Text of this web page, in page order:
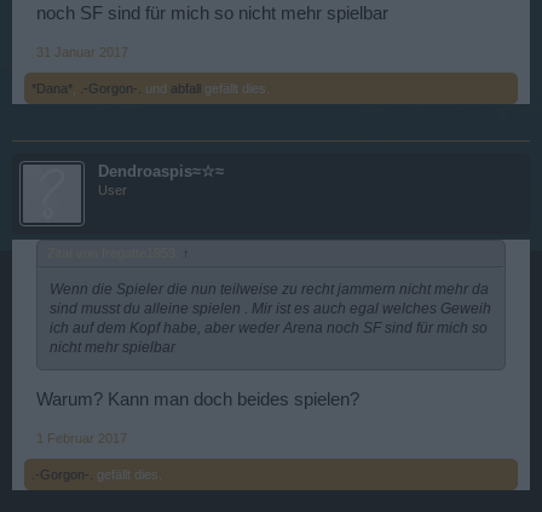
noch SF sind für mich so nicht mehr spielbar
31 Januar 2017
*Dana* .-Gorgon-. und abfall gefällt dies.
Dendroaspis≈☆≈
User
↑
Wenn die Spieler die nun teilweise zu recht jammern nicht mehr da
sind musst du alleine spielen . Mir ist es auch egal welches Geweih
ich auf dem Kopf habe, aber weder Arena noch SF sind für mich so
nicht mehr spielbar
Warum? Kann man doch beides spielen?
1 Februar 2017
.-Gorgon-. gefällt dies.